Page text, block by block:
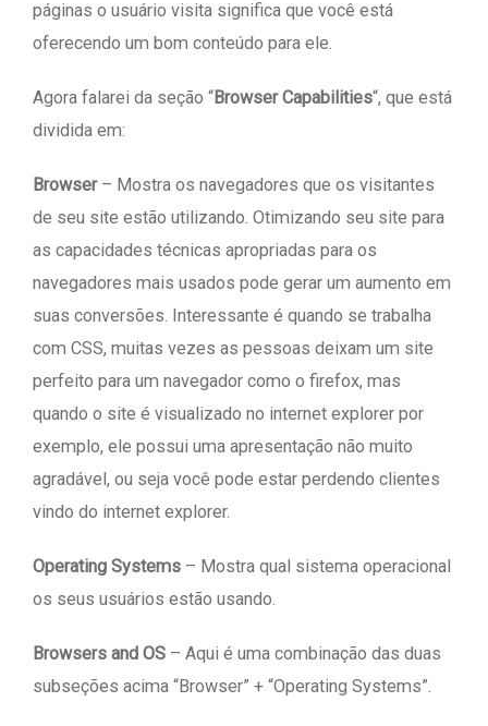
páginas o usuário visita significa que você está
oferecendo um bom conteúdo para ele.
Agora falarei da seção “Browser Capabilities“, que está
dividida em:
Browser– Mostra os navegadores que os visitantes
de seu site estão utilizando. Otimizando seu site para
as capacidades técnicas apropriadas para os
navegadores mais usados pode gerar um aumento em
suas conversões. Interessante é quando se trabalha
com CSS, muitas vezes as pessoas deixam um site
perfeito para um navegador como o firefox, mas
quando o site é visualizado no internet explorer por
exemplo, ele possui uma apresentação não muito
agradável, ou seja você pode estar perdendo clientes
vindo do internet explorer.
Operating Systems – Mostra qual sistema operacional
os seus usuários estão usando.
Browsers and OS – Aqui é uma combinação das duas
subseções acima “Browser” + “Operating Systems”.